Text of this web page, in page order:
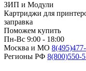
ЗИП и Модули
Картриджи для
заправка
Поможем купить
Пн-Вс 9:00 - 18:00
Москва и МО 8(495)
Регионы РФ 8(800)550-